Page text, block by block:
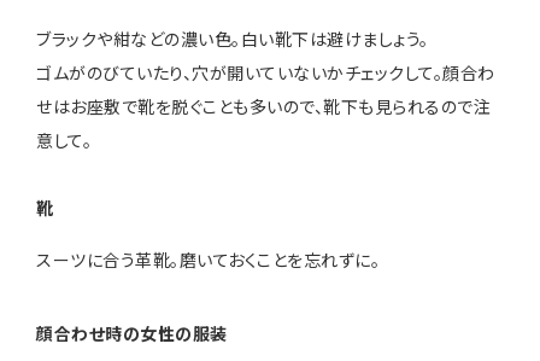
ブラックや紺などの濃い色。白い靴下は避けましょう。
ゴムがのびていたり、穴が開いていないかチェックして。顔合わ
せはお座敷で靴を脱ぐことも多いので、靴下も見られるので注
意して。
靴
スーツに合う革靴。磨いておくことを忘れずに。
顔合わせ時の女性の服装